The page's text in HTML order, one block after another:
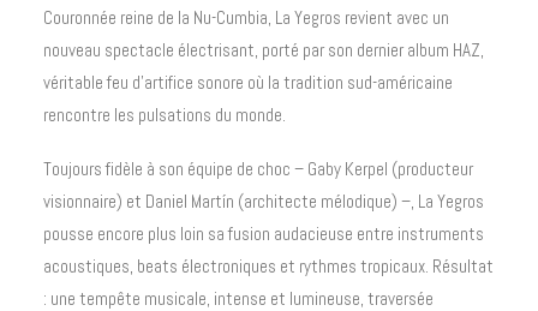
Couronnée reine de la Nu-Cumbia, La Yegros revient avec un
nouveau spectacle électrisant, porté par son dernier album HAZ,
véritable feu d’artifice sonore où la tradition sud-américaine
rencontre les pulsations du monde.
Toujours fidèle à son équipe de choc – Gaby Kerpel (producteur
visionnaire) et Daniel Martín (architecte mélodique) –, La Yegros
pousse encore plus loin sa fusion audacieuse entre instruments
acoustiques, beats électroniques et rythmes tropicaux. Résultat
: une tempête musicale, intense et lumineuse, traversée